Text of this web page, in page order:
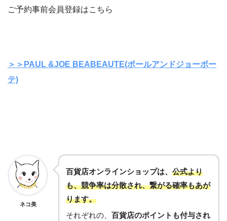
ご予約事前会員登録はこちら
＞＞PAUL &JOE BEABEAUTE(ポールアンドジョーボー
テ)
ネコ美
百貨店オンラインショップは、 公式より
も、競争率は分散され、繋がる確率もあが
ります。
それぞれの、 百貨店のポイントも付与され